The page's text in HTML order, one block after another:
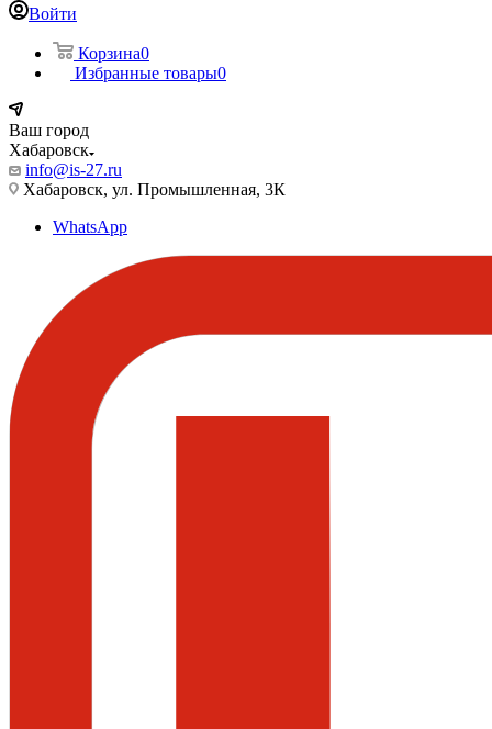
Войти
Корзина0
Избранные товары0
Ваш город
Хабаровск
info@is-27.ru
Хабаровск, ул. Промышленная, 3К
WhatsApp